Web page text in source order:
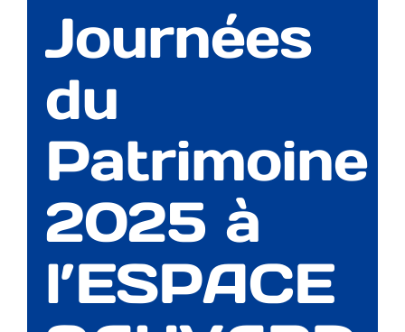
Journées
du
Patrimoine
2025 à
l’ESPACE